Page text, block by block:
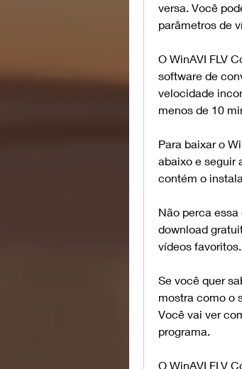
versa. Você
parâmetros de
O WinAVI FLV
software de
velocidade
menos de 10
Para baixar o
abaixo e seguir
contém o
Não perca essa
download
vídeos favoritos.
Se você quer
mostra como o
Você vai ver
programa.
O WinAVI FLV